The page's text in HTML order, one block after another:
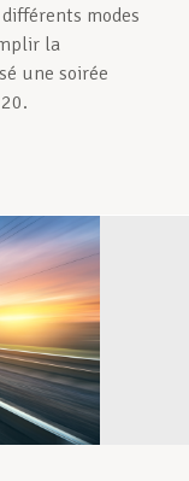
modes
la
une soirée